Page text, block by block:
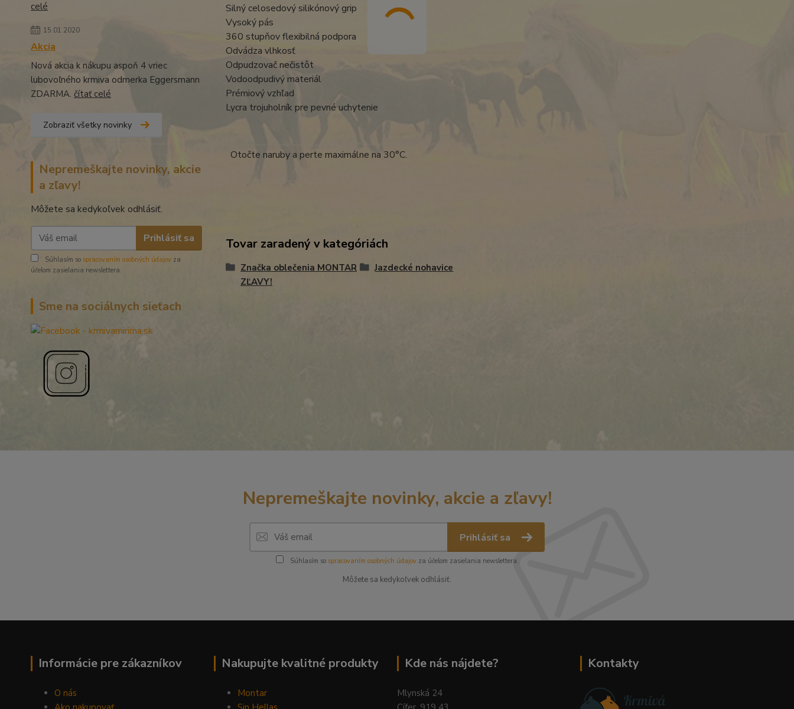
celé
15.01.2020
Akcia
Nová akcia k nákupu aspoň 4 vriec
lubovoľného krmiva odmerka Eggersmann
ZDARMA. čítať celé
Zobraziť všetky novinky
Nepremeškajte novinky, akcie
a zľavy!
Môžete sa kedykoľvek odhlásiť.
Prihlásiť sa
Súhlasím so spracovaním osobných údajov za
účelom zasielania newslettera.
Sme na sociálnych sieťach
Silný celosedový silikónový grip
Vysoký pás
360 stupňov flexibilná podpora
Odvádza vlhkosť
Odpudzovač nečistôt
Vodoodpudivý materiál
Prémiový vzhľad
Lycra trojuholník pre pevné uchytenie
Otočte naruby a perte maximálne na 30°C.
Tovar zaradený v kategóriách
Značka oblečenia MONTAR
ZĽAVY!
Jazdecké nohavice
Nepremeškajte novinky, akcie a zľavy!
Prihlásiť sa
Súhlasím so spracovaním osobných údajovza účelom zasielania newslettera.
Môžete sa kedykoľvek odhlásiť.
Informácie pre zákazníkov
O nás
Nakupujte kvalitné produkty
Montar
Kde nás nájdete?
Mlynská 24
Kontakty